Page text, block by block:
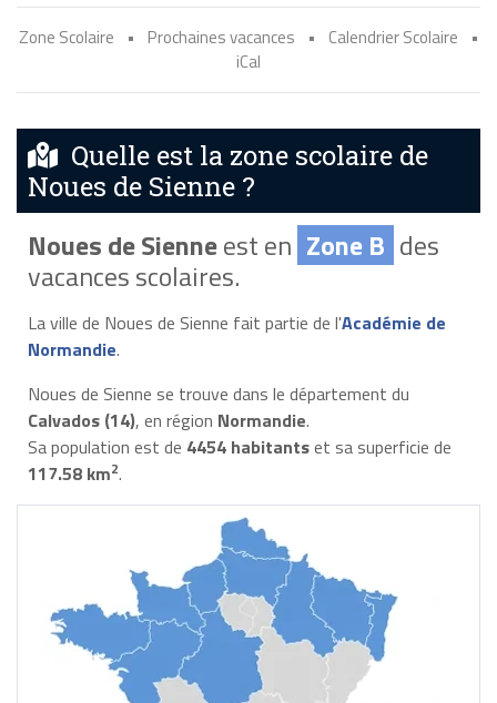
Zone Scolaire • Prochaines vacances • Calendrier Scolaire
•
iCal
Quelle est la zone scolaire de
Noues de Sienne ?
Noues de Sienneest en Zone B des
vacances scolaires.
La ville de Noues de Sienne fait partie de l'Académie de
Normandie.
Noues de Sienne se trouve dans le département du
Calvados (14), en région Normandie.
Sa population est de 4454 habitantset sa superficie de
117.58 km2.